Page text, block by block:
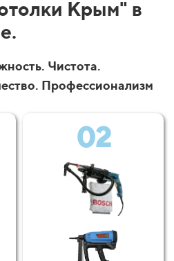
Крым" в
Чистота.
Профессионализм
02